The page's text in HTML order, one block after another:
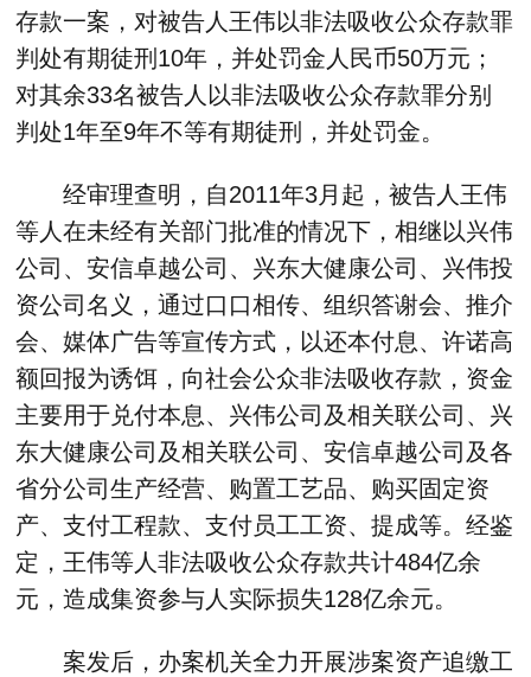
存款一案，对被告人王伟以非法吸收公众存款罪
判处有期徒刑10年，并处罚金人民币50万元；
对其余33名被告人以非法吸收公众存款罪分别
判处1年至9年不等有期徒刑，并处罚金。
经审理查明，自2011年3月起，被告人王伟
等人在未经有关部门批准的情况下，相继以兴伟
公司、安信卓越公司、兴东大健康公司、兴伟投
资公司名义，通过口口相传、组织答谢会、推介
会、媒体广告等宣传方式，以还本付息、许诺高
额回报为诱饵，向社会公众非法吸收存款，资金
主要用于兑付本息、兴伟公司及相关联公司、兴
东大健康公司及相关联公司、安信卓越公司及各
省分公司生产经营、购置工艺品、购买固定资
产、支付工程款、支付员工工资、提成等。经鉴
定，王伟等人非法吸收公众存款共计484亿余
元，造成集资参与人实际损失128亿余元。
案发后，办案机关全力开展涉案资产追缴工